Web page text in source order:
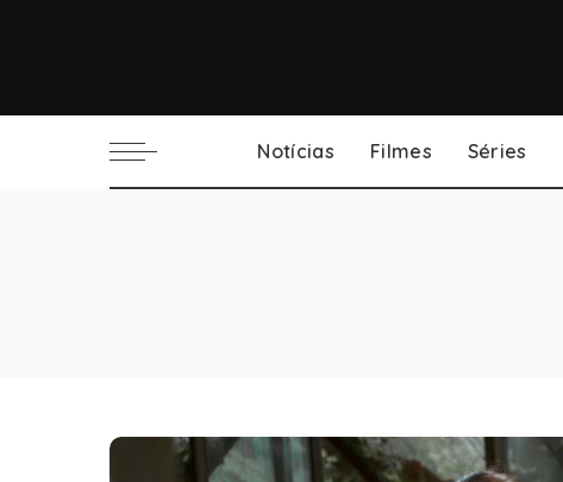
Notícias Filmes Séries